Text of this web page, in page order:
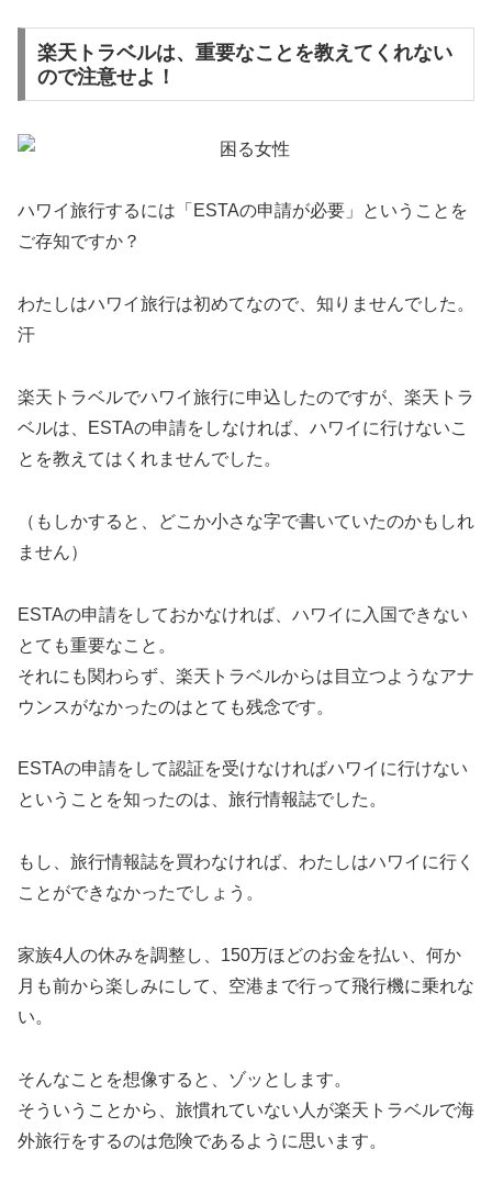
楽天トラベルは、重要なことを教えてくれない
ので注意せよ！
ハワイ旅行するには「ESTAの申請が必要」ということを
ご存知ですか？
わたしはハワイ旅行は初めてなので、知りませんでした。
汗
楽天トラベルでハワイ旅行に申込したのですが、楽天トラ
ベルは、ESTAの申請をしなければ、ハワイに行けないこ
とを教えてはくれませんでした。
（もしかすると、どこか小さな字で書いていたのかもしれ
ません）
ESTAの申請をしておかなければ、ハワイに入国できない
とても重要なこと。
それにも関わらず、楽天トラベルからは目立つようなアナ
ウンスがなかったのはとても残念です。
ESTAの申請をして認証を受けなければハワイに行けない
ということを知ったのは、旅行情報誌でした。
もし、旅行情報誌を買わなければ、わたしはハワイに行く
ことができなかったでしょう。
家族4人の休みを調整し、150万ほどのお金を払い、何か
月も前から楽しみにして、空港まで行って飛行機に乗れな
い。
そんなことを想像すると、ゾッとします。
そういうことから、旅慣れていない人が楽天トラベルで海
外旅行をするのは危険であるように思います。